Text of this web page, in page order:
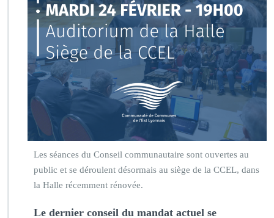
Les séances du Conseil communautaire sont ouvertes au
public et se déroulent désormais au siège de la CCEL, dans
la Halle récemment rénovée.
Le dernier conseil du mandat actuel se